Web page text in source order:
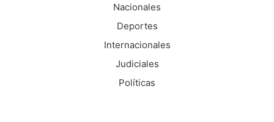
Nacionales
Deportes
Internacionales
Judiciales
Políticas